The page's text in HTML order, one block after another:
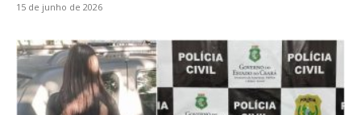
15 de junho de 2026